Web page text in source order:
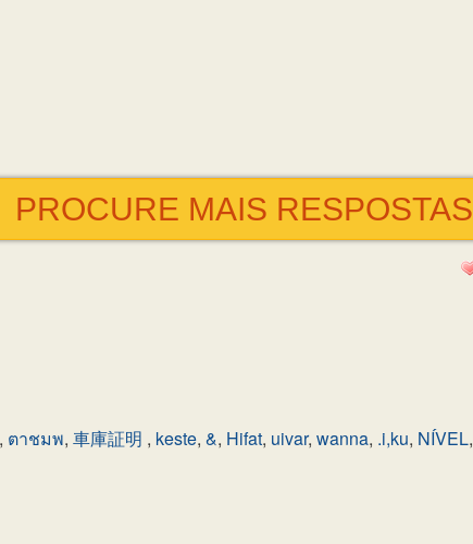
PROCURE MAIS RESPOSTAS
, ตาชมพ, 車庫証明 , keste, &, Hifat, uivar, wanna, .i,ku, NÍVEL,